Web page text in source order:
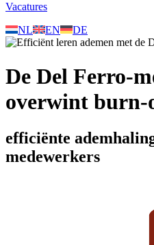
Vacatures
NL
EN DE
De Del Ferro-
overwint burn-
efficiënte
medewerkers